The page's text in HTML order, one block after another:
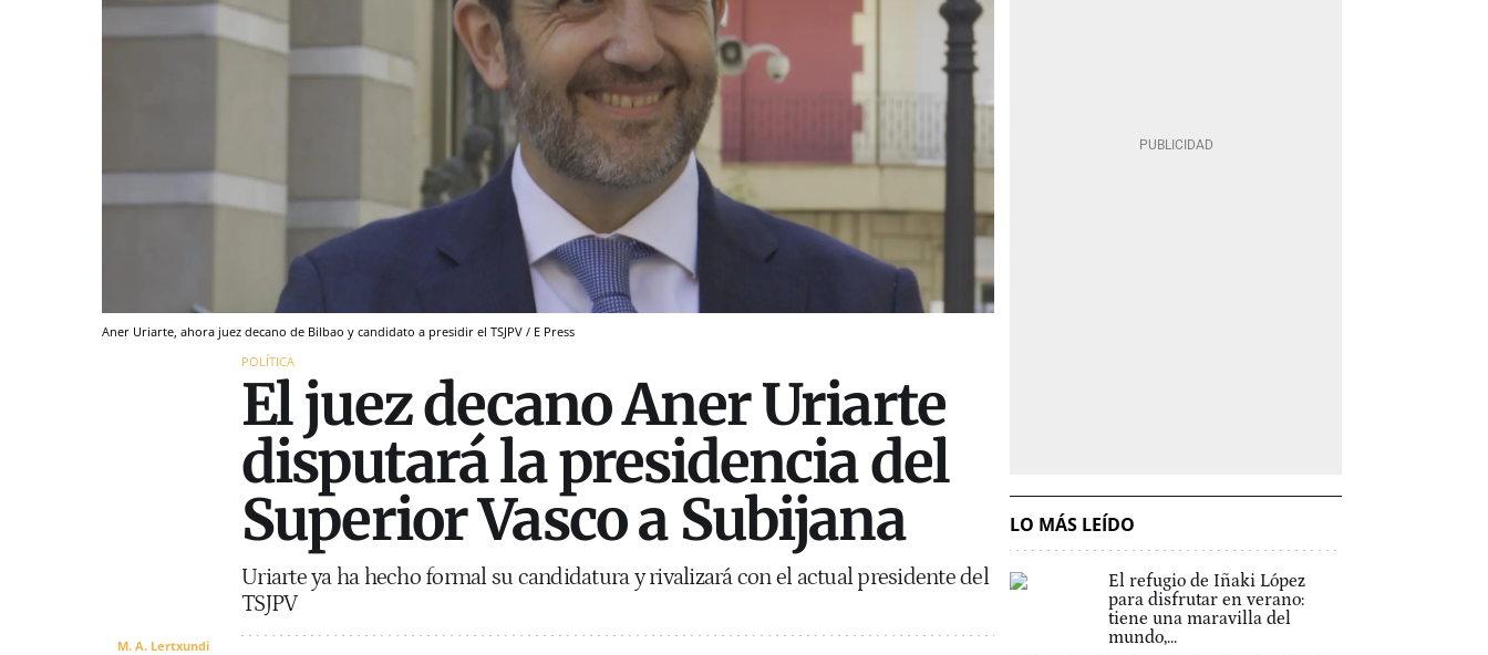
Aner Uriarte, ahora juez decano de Bilbao y candidato a presidir el TSJPV / E Press
POLÍTICA
El juez decano Aner Uriarte
disputará la presidencia del
Superior Vasco a Subijana
Uriarte ya ha hecho formal su candidatura y rivalizará con el actual presidente del
TSJPV
M. A. Lertxundi
LO MÁS LEÍDO
El refugio de Iñaki López
para disfrutar en verano:
tiene una maravilla del
mundo,...